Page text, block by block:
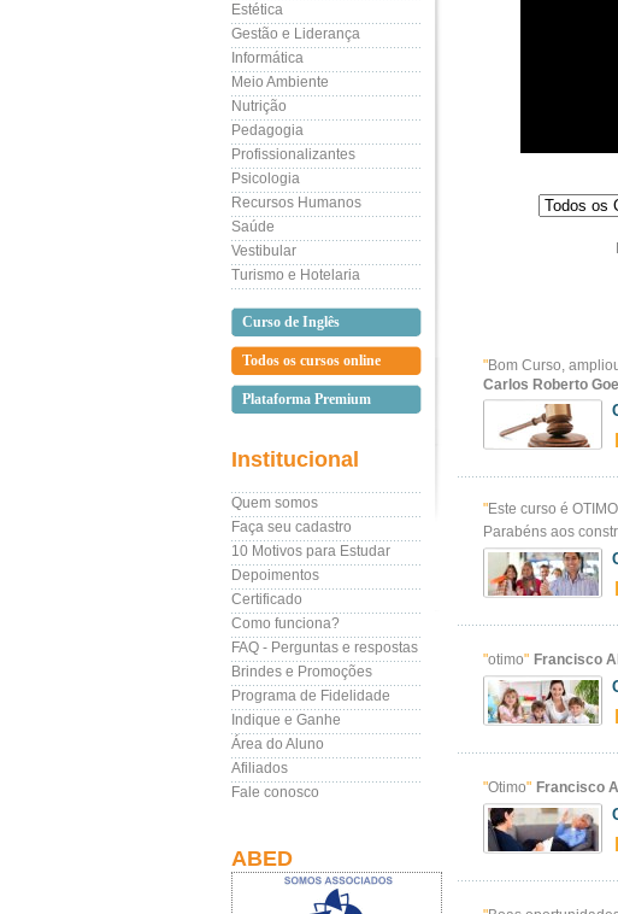
Estética
Gestão e Liderança
Informática
Meio Ambiente
Nutrição
Pedagogia
Profissionalizantes
Psicologia
Recursos Humanos
Saúde
Vestibular
Turismo e Hotelaria
Curso de Inglês
Todos os cursos online
Plataforma Premium
Institucional
Quem somos
Faça seu cadastro
10 Motivos para Estudar
Depoimentos
Certificado
Como funciona?
FAQ - Perguntas e respostas
Brindes e Promoções
Programa de Fidelidade
Indique e Ganhe
Área do Aluno
Afiliados
Fale conosco
ABED
"Bom Curso,
Carlos Roberto
"Este curso é
Parabéns aos
"otimo" Francisco
"Otimo" Francisco